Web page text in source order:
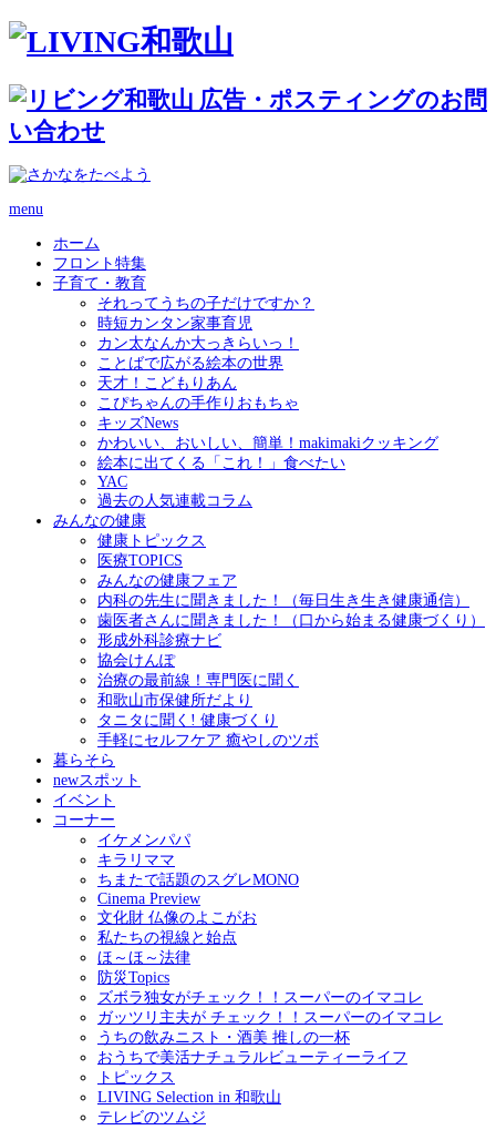
menu
ホーム
フロント特集
子育て・教育
それってうちの子だけですか？
時短カンタン家事育児
カン太なんか大っきらいっ！
ことばで広がる絵本の世界
天才！こどもりあん
こぴちゃんの手作りおもちゃ
キッズNews
かわいい、おいしい、簡単！makimakiクッキング
絵本に出てくる「これ！」食べたい
YAC
過去の人気連載コラム
みんなの健康
健康トピックス
医療TOPICS
みんなの健康フェア
内科の先生に聞きました！（毎日生き生き健康通信）
歯医者さんに聞きました！（口から始まる健康づくり）
形成外科診療ナビ
協会けんぽ
治療の最前線！専門医に聞く
和歌山市保健所だより
タニタに聞く! 健康づくり
手軽にセルフケア 癒やしのツボ
暮らそら
newスポット
イベント
コーナー
イケメンパパ
キラリママ
ちまたで話題のスグレMONO
Cinema Preview
文化財 仏像のよこがお
私たちの視線と始点
ほ～ほ～法律
防災Topics
ズボラ独女がチェック！！スーパーのイマコレ
ガッツリ主夫が チェック！！スーパーのイマコレ
うちの飲みニスト・酒美 推しの一杯
おうちで美活ナチュラルビューティーライフ
トピックス
LIVING Selection in 和歌山
テレビのツムジ